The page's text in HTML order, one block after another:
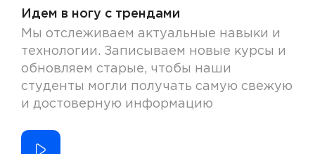
Идем в ногу с трендами
Мы отслеживаем актуальные навыки и
технологии. Записываем новые курсы и
обновляем старые, чтобы наши
студенты могли получать самую свежую
и достоверную информацию